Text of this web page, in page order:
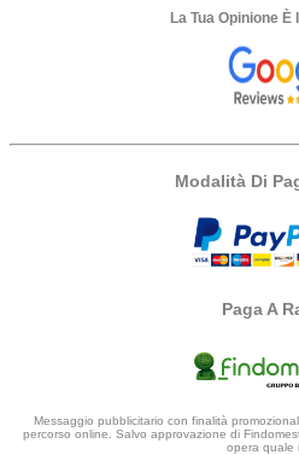
La Tua Opinione È
Modalità Di
Paga A
Messaggio pubblicitario con finalità
percorso online. Salvo approvazione di
opera quale